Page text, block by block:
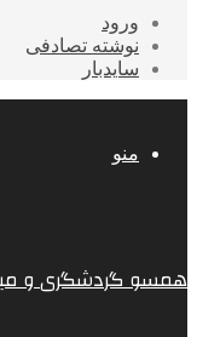
ورود
نوشته تصادفی
سایدبار
منو
همسو گردشگری و